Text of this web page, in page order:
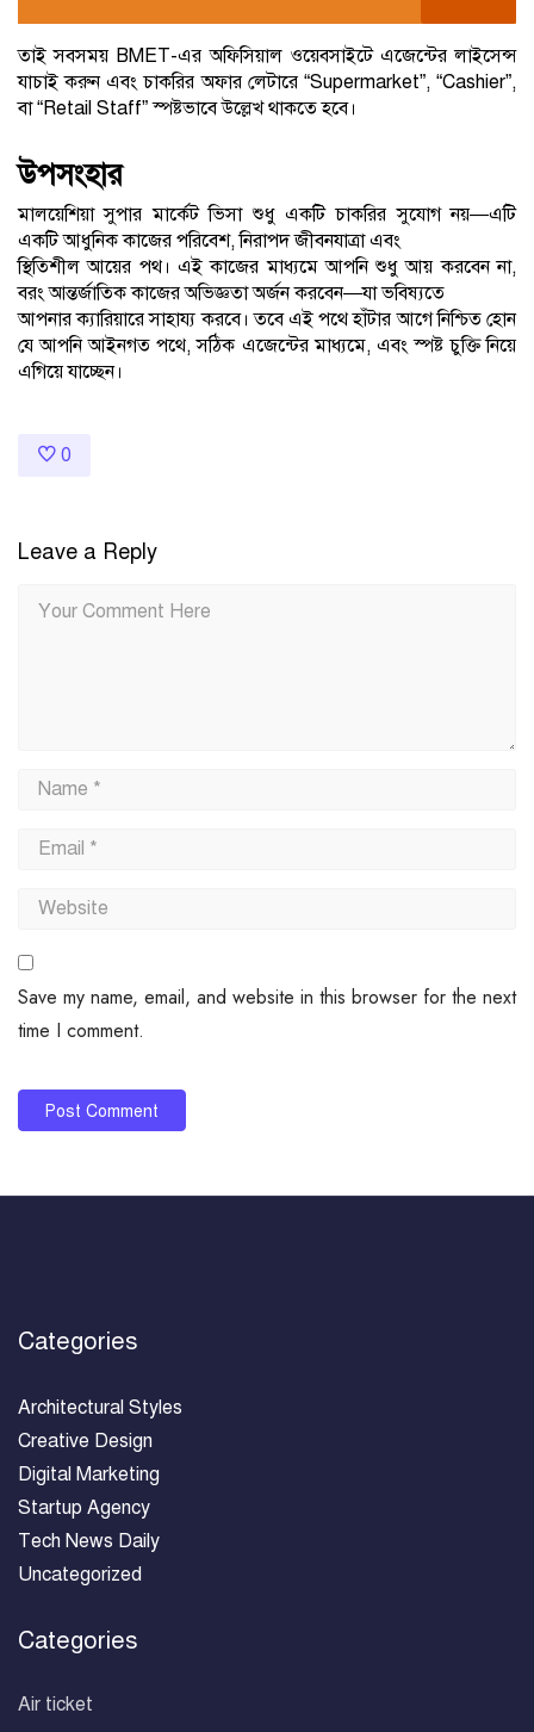
তাই সবসময় BMET-এর অফিসিয়াল ওয়েবসাইটে এজেন্টের লাইসেন্স
যাচাই করুন এবং চাকরির অফার লেটারে “Supermarket”, “Cashier”,
বা “Retail Staff” স্পষ্টভাবে উল্লেখ থাকতে হবে।
উপসংহার
মালয়েশিয়া সুপার মার্কেট ভিসা শুধু একটি চাকরির সুযোগ নয়—এটি
একটি আধুনিক কাজের পরিবেশ, নিরাপদ জীবনযাত্রা এবং
স্থিতিশীল আয়ের পথ। এই কাজের মাধ্যমে আপনি শুধু আয় করবেন না,
বরং আন্তর্জাতিক কাজের অভিজ্ঞতা অর্জন করবেন—যা ভবিষ্যতে
আপনার ক্যারিয়ারে সাহায্য করবে। তবে এই পথে হাঁটার আগে নিশ্চিত হোন
যে আপনি আইনগত পথে, সঠিক এজেন্টের মাধ্যমে, এবং স্পষ্ট চুক্তি নিয়ে
এগিয়ে যাচ্ছেন।
0
Leave a Reply
Save my name, email, and website in this browser for the next
time I comment.
Categories
Architectural Styles
Creative Design
Digital Marketing
Startup Agency
Tech News Daily
Uncategorized
Categories
Air ticket